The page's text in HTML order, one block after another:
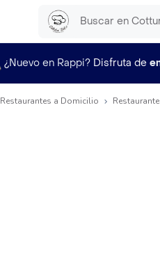
¿Nuevo en Rappi? Disfruta de
Restaurantes a Domicilio